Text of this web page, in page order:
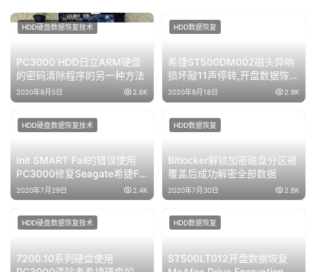
PC3000 HDD日立ARM硬盘
的密码清除程序的另一种方法
2020年8月5日 2.6K
HDD硬盘数据恢复技术
希捷ST500DM002磁头异响
损坏敲11声停转,开盘数据恢复
成功
2020年8月18日 2.9K
HDD数据恢复
Init SMART Fail的错误使用
PC3000修复Seagate希捷F3
系列硬盘
2020年7月29日 2.4K
HDD硬盘数据恢复技术
Bitlocker解锁加密磁盘分区被
覆盖后成功解密全部数据
2020年7月30日 2.8K
HDD数据恢复
7200.10系列硬盘使用
HDD硬盘数据恢复技术
ST500LT012开盘数据恢复
HDD数据恢复